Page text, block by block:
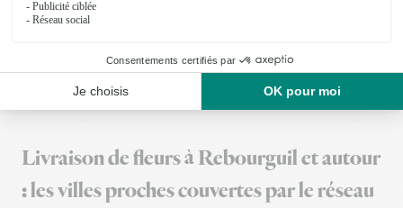
19/05/2026
Trustpilot Échantillon d'avis clients fourni via Trustpilot.
les avis de la marque Interflora sur Trustpilot
Livraison de fleurs à Rebourguil et autour
: les villes proches couvertes par le réseau